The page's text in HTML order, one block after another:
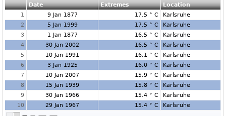
Date Extremes
Location
1
9 Jan 1877 17.5 ° C
Karlsruhe
2
5 Jan 1999 17.5 ° C
Karlsruhe
3
1 Jan 1877 16.5 ° C
Karlsruhe
4
30 Jan 2002 16.5 ° C
Karlsruhe
5
10 Jan 1991 16.1 ° C
Karlsruhe
6
3 Jan 1925 16.0 ° C
Karlsruhe
7
10 Jan 2007 15.9 ° C
Karlsruhe
8
15 Jan 1939 15.8 ° C
Karlsruhe
9
30 Jan 1966 15.4 ° C
Karlsruhe
10
29 Jan 1967 15.4 ° C Karlsruhe